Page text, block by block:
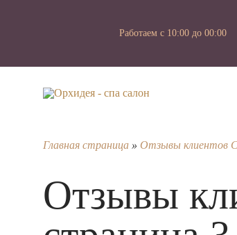
Работаем с 10:00 до 00:00
Главная страница » Отзывы клиентов
Отзывы